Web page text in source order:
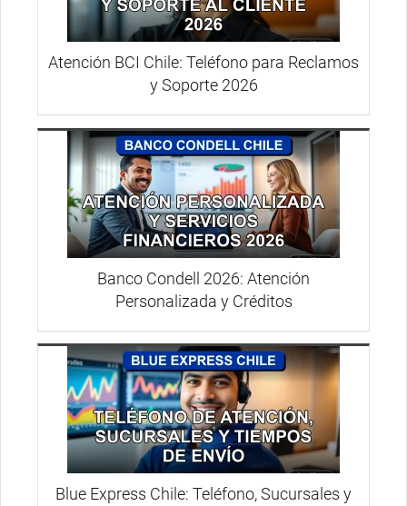
Atención BCI Chile: Teléfono para Reclamos
y Soporte 2026
Banco Condell 2026: Atención
Personalizada y Créditos
Blue Express Chile: Teléfono, Sucursales y